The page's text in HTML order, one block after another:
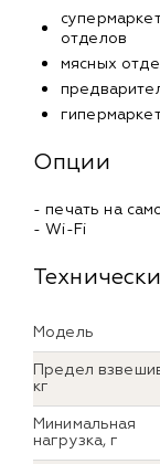
отделов
мясных
Опции
- печать на
- Wi-Fi
Модель
Предел
кг
Минимальная
нагрузка, г